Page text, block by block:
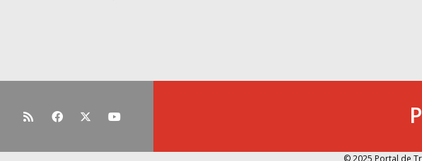
© 2025 Portal de